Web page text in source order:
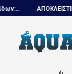
ΑΠΟΚΛΕΙΣΤΙΚΟ –